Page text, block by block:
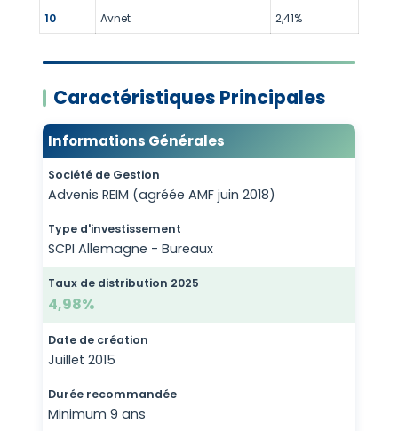
10
Avnet 2,41%
Caractéristiques Principales
Informations Générales
Société de Gestion
Advenis REIM (agréée AMF juin 2018)
Type d'investissement
SCPI Allemagne - Bureaux
Taux de distribution 2025
4,98%
Date de création
Juillet 2015
Durée recommandée
Minimum 9 ans